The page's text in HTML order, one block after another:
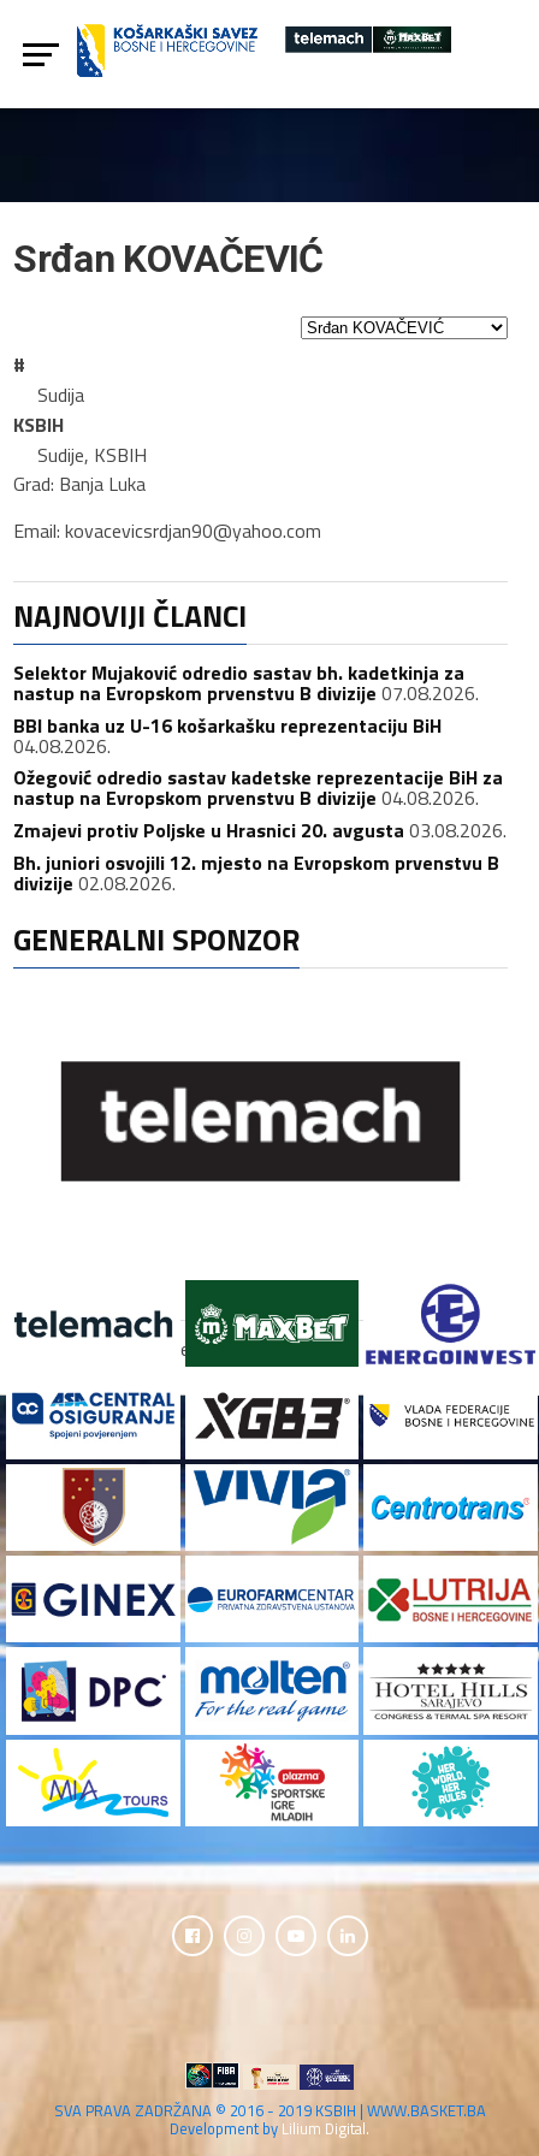
Srđan KOVAČEVIĆ
#
Sudija
KSBIH
Sudije, KSBIH
Grad: Banja Luka
Email: kovacevicsrdjan90@yahoo.com
NAJNOVIJI ČLANCI
Selektor Mujaković odredio sastav bh. kadetkinja za
nastup na Evropskom prvenstvu B divizije 07.08.2026.
BBI banka uz U-16 košarkašku reprezentaciju BiH
04.08.2026.
Ožegović odredio sastav kadetske reprezentacije BiH za
nastup na Evropskom prvenstvu B divizije 04.08.2026.
Zmajevi protiv Poljske u Hrasnici 20. avgusta 03.08.2026.
Bh. juniori osvojili 12. mjesto na Evropskom prvenstvu B
divizije 02.08.2026.
GENERALNI SPONZOR
[custom-facebook-feed]
SVA PRAVA ZADRŽANA © 2016 - 2019 KSBIH | WWW.BASKET.BA
Development by Lilium Digital.